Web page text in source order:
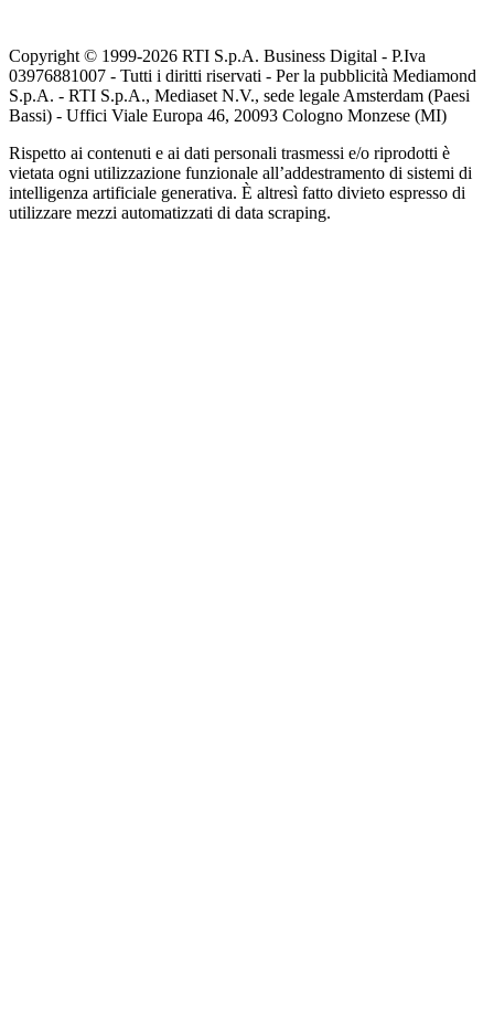
Copyright © 1999-2026 RTI S.p.A. Business Digital - P.Iva
03976881007 - Tutti i diritti riservati - Per la pubblicità Mediamond
S.p.A. - RTI S.p.A., Mediaset N.V., sede legale Amsterdam (Paesi
Bassi) - Uffici Viale Europa 46, 20093 Cologno Monzese (MI)
Rispetto ai contenuti e ai dati personali trasmessi e/o riprodotti è
vietata ogni utilizzazione funzionale all’addestramento di sistemi di
intelligenza artificiale generativa. È altresì fatto divieto espresso di
utilizzare mezzi automatizzati di data scraping.